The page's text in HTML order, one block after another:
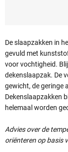
De slaapzakken in
gevuld met
voor vochtigheid.
dekenslaapzak. De
gewicht, de geringe
Dekenslaapzakken
helemaal worden
Advies over de
oriënteren op basis